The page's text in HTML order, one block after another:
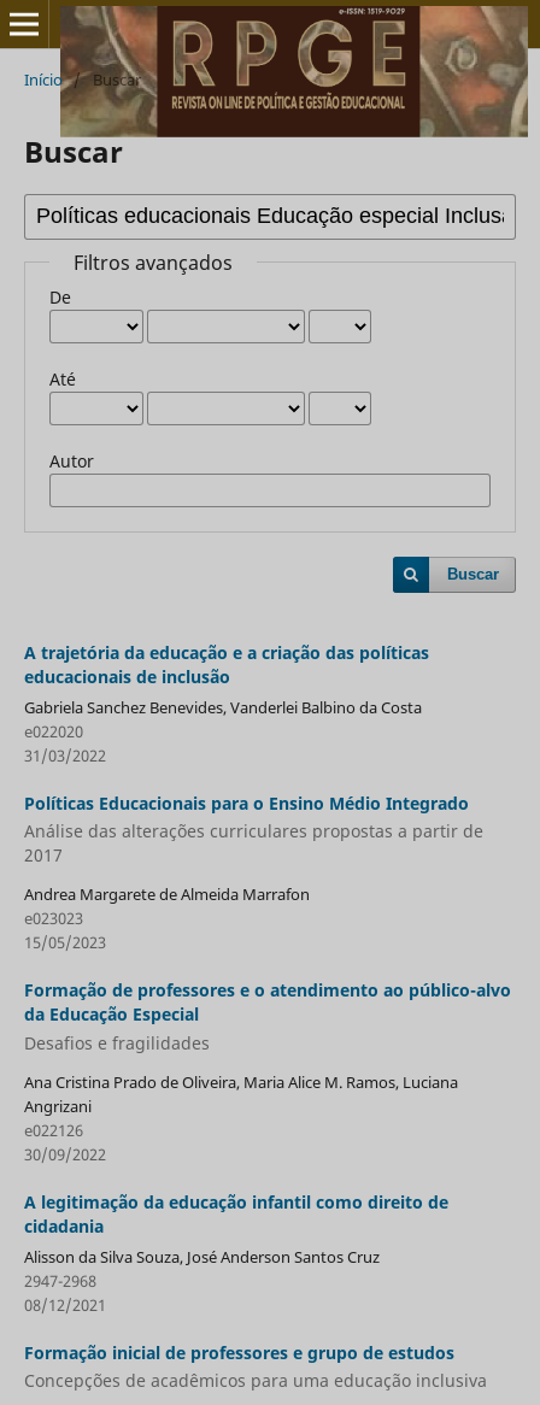
Início / Buscar
Buscar
Filtros avançados
De
Até
Autor
Buscar
A trajetória da educação e a criação das políticas
educacionais de inclusão
Gabriela Sanchez Benevides, Vanderlei Balbino da Costa
e022020
31/03/2022
Políticas Educacionais para o Ensino Médio Integrado
Análise das alterações curriculares propostas a partir de
2017
Andrea Margarete de Almeida Marrafon
e023023
15/05/2023
Formação de professores e o atendimento ao público-alvo
da Educação Especial
Desafios e fragilidades
Ana Cristina Prado de Oliveira, Maria Alice M. Ramos, Luciana
Angrizani
e022126
30/09/2022
A legitimação da educação infantil como direito de
cidadania
Alisson da Silva Souza, José Anderson Santos Cruz
2947-2968
08/12/2021
Formação inicial de professores e grupo de estudos
Concepções de acadêmicos para uma educação inclusiva